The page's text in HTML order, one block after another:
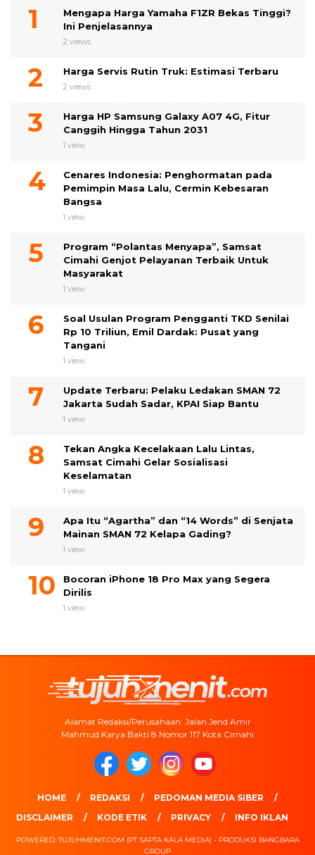
Mengapa Harga Yamaha F1ZR Bekas Tinggi?
Ini Penjelasannya
2 views
Harga Servis Rutin Truk: Estimasi Terbaru
2 views
Harga HP Samsung Galaxy A07 4G, Fitur
Canggih Hingga Tahun 2031
1 view
Cenares Indonesia: Penghormatan pada
Pemimpin Masa Lalu, Cermin Kebesaran
Bangsa
1 view
Program “Polantas Menyapa”, Samsat
Cimahi Genjot Pelayanan Terbaik Untuk
Masyarakat
1 view
Soal Usulan Program Pengganti TKD Senilai
Rp 10 Triliun, Emil Dardak: Pusat yang
Tangani
1 view
Update Terbaru: Pelaku Ledakan SMAN 72
Jakarta Sudah Sadar, KPAI Siap Bantu
1 view
Tekan Angka Kecelakaan Lalu Lintas,
Samsat Cimahi Gelar Sosialisasi
Keselamatan
1 view
Apa Itu “Agartha” dan “14 Words” di Senjata
Mainan SMAN 72 Kelapa Gading?
1 view
Bocoran iPhone 18 Pro Max yang Segera
Dirilis
1 view
Alamat Redaksi/Perusahaan: Jalan Jend Amir
Mahmud Karya Bakti 8 Nomor 117 Kota Cimahi
HOME REDAKSI
PEDOMAN MEDIA SIBER
DISCLAIMER
KODE ETIK PRIVACY INFO IKLAN
POWERED: TUJUHMENIT.COM (PT SAPTA KALA MEDIA) - PRODUKSI BANGBARA
GROUP